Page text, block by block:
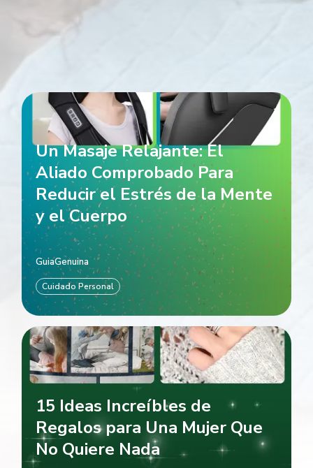
Un Masaje Relajante: El
Aliado Comprobado Para
Reducir el Estrés de la Mente
y el Cuerpo
GuiaGenuina
Cuidado Personal
15 Ideas Increíbles de
Regalos para Una Mujer Que
No Quiere Nada